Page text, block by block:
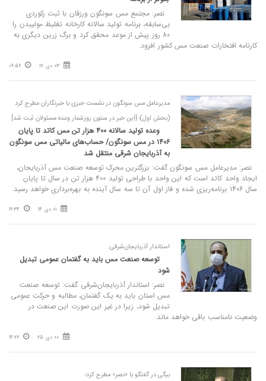
نصر: مجتمع مس سونگون ورزقان با ثبت رکوردی
بی‌سابقه، برنامه تولید سالانه کارخانه تغلیظ مولیبدن را
80 روز پیش از موعد محقق کرد و برگ زرین دیگری به
کارنامه افتخارات صنعت مس کشور افزود.
03 دی 17 09:56
مدیرعامل مس سونگون در نشست خبری با خبرنگاران مطرح کرد
(بخش اول)؛ [این خبر در ستون روزشمار وعده مسئولان ثبت شد]
وعده تولید سالانه ۴۰۰ هزار تن مس کاتد تا پایان
۱۴۰۶ در مس سونگون/ حساب‌های مالیاتی مس سونگون
به آذربایجان شرقی منتقل شد
نصر: مدیرعامل مس سونگون گفت: بزرگترین محرک توسعه صنعت مس آذربایجان،
ایجاد واحد کاتد است که این واحد با طراحی تولید ۴۰۰ هزار تن در سال تا پایان
سال ۱۴۰۶ برنامه‌ریزی شده و فاز اول آن تا سه سال آینده به بهره‌برداری خواهد رسید.
01 دی 14 19:34
استاندار آذربایجان‌شرقی:
توسعه صنعت مس باید به گفتمان عمومی تبدیل
شود
نصر: استاندار آذربایجان‌شرقی گفت: توسعه صنعت
مس استان باید به یک گفتمان، مطالبه و حرکت عمومی
تبدیل شود، زیرا در غیر این صورت این صنعت در
وضعیت نامناسب باقی خواهد ماند.
00 دی 25 14:26
بیگی در گفتگو با «نصر» مطرح کرد؛